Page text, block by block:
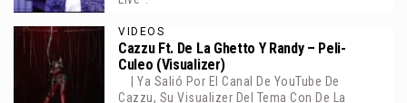
VIDEOS
Cazzu Ft. De La Ghetto Y Randy – Peli-
Culeo (Visualizer)
| Ya Salió Por El Canal De YouTube De
Cazzu, Su Visualizer Del Tema Con De La